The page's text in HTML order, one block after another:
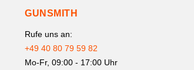
GUNSMITH
Rufe uns an:
+49 40 80 79 59 82
Mo-Fr, 09:00 - 17:00 Uhr